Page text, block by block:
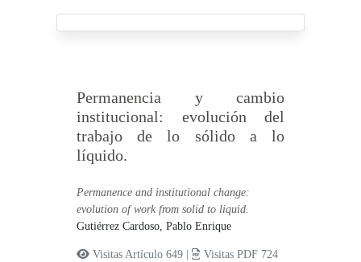
Permanencia y cambio
institucional: evolución del
trabajo de lo sólido a lo
líquido.
Permanence and institutional change:
evolution of work from solid to liquid.
Gutiérrez Cardoso, Pablo Enrique
Visitas Artículo 649 | Visitas PDF 724